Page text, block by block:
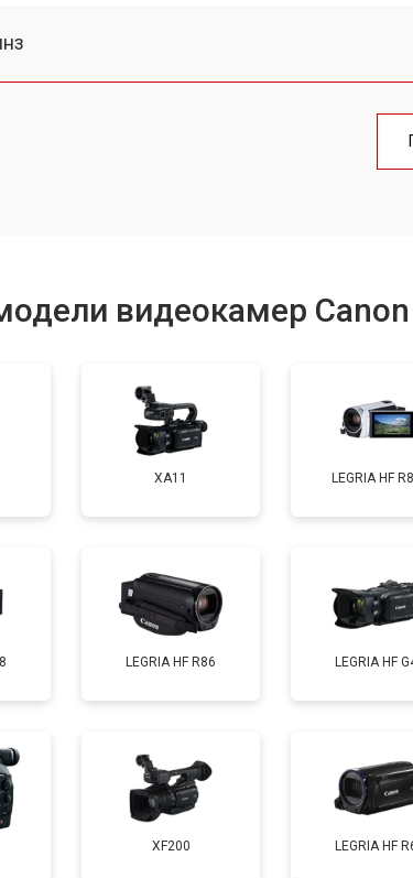
видеокамер Canon
XA11 LEGRIA HF
LEGRIA HF R86 LEGRIA HF
XF200 LEGRIA HF